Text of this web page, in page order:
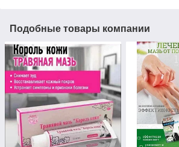
Подобные товары компании